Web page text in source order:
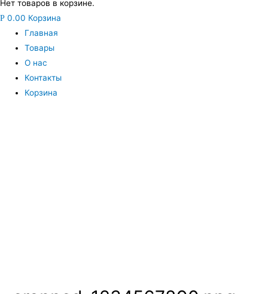
Нет товаров в корзине.
Р 0.00 Корзина
Главная
Товары
О нас
Контакты
Корзина